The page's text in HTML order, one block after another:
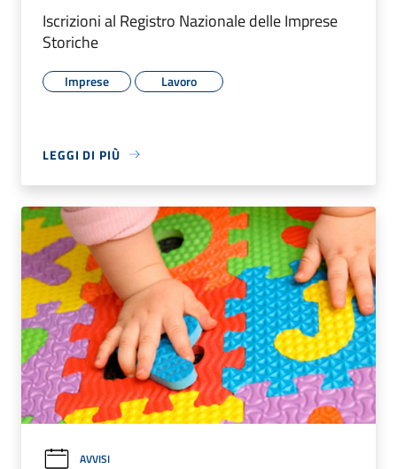
Iscrizioni al Registro Nazionale delle Imprese
Storiche
Imprese Lavoro
LEGGI DI PIÙ
AVVISI